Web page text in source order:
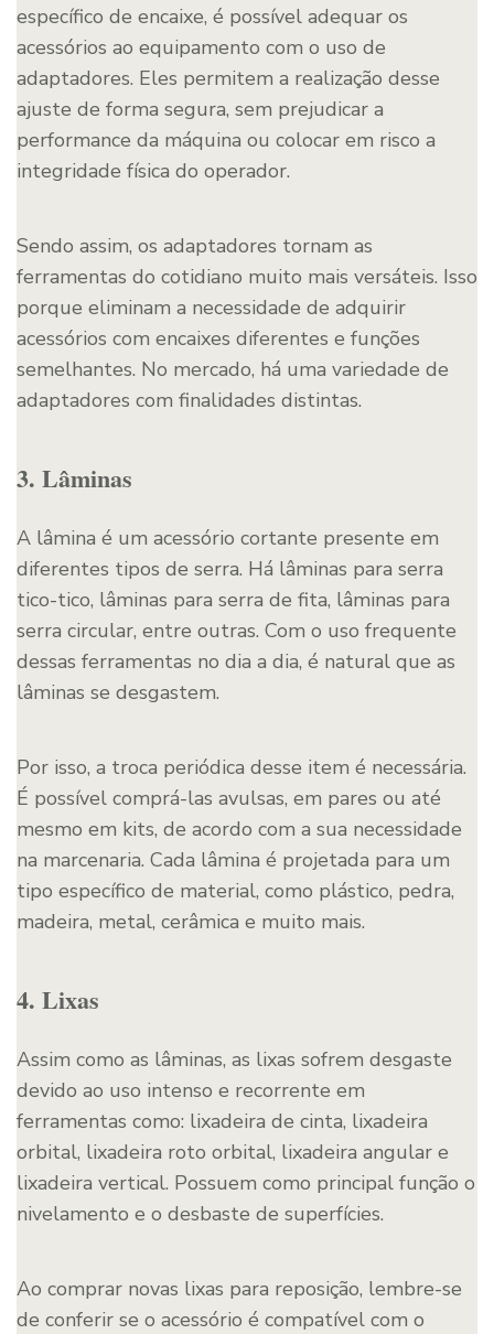
específico de encaixe, é possível adequar os
acessórios ao equipamento com o uso de
adaptadores. Eles permitem a realização desse
ajuste de forma segura, sem prejudicar a
performance da máquina ou colocar em risco a
integridade física do operador.
Sendo assim, os adaptadores tornam as
ferramentas do cotidiano muito mais versáteis. Isso
porque eliminam a necessidade de adquirir
acessórios com encaixes diferentes e funções
semelhantes. No mercado, há uma variedade de
adaptadores com finalidades distintas.
3. Lâminas
A lâmina é um acessório cortante presente em
diferentes tipos de serra. Há lâminas para serra
tico-tico, lâminas para serra de fita, lâminas para
serra circular, entre outras. Com o uso frequente
dessas ferramentas no dia a dia, é natural que as
lâminas se desgastem.
Por isso, a troca periódica desse item é necessária.
É possível comprá-las avulsas, em pares ou até
mesmo em kits, de acordo com a sua necessidade
na marcenaria. Cada lâmina é projetada para um
tipo específico de material, como plástico, pedra,
madeira, metal, cerâmica e muito mais.
4. Lixas
Assim como as lâminas, as lixas sofrem desgaste
devido ao uso intenso e recorrente em
ferramentas como: lixadeira de cinta, lixadeira
orbital, lixadeira roto orbital, lixadeira angular e
lixadeira vertical. Possuem como principal função o
nivelamento e o desbaste de superfícies.
Ao comprar novas lixas para reposição, lembre-se
de conferir se o acessório é compatível com o